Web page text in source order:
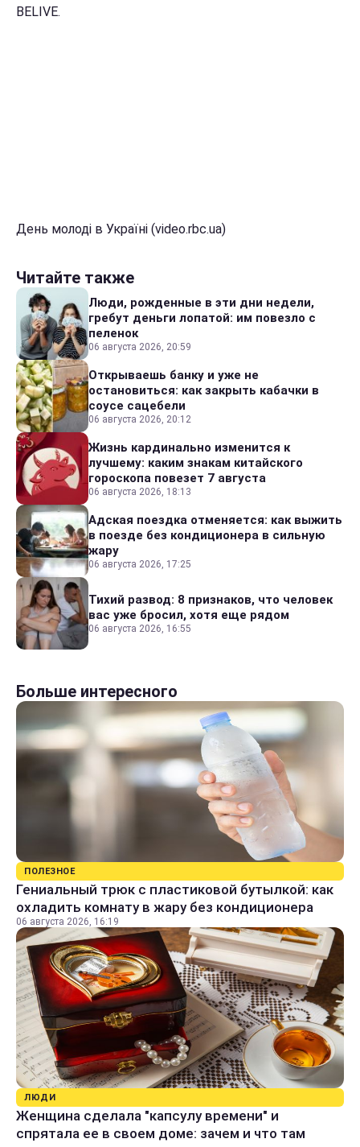
BELIVE.
День молоді в Україні (video.rbc.ua)
Читайте также
Люди, рожденные в эти дни недели,
гребут деньги лопатой: им повезло с
пеленок
06 августа 2026, 20:59
Открываешь банку и уже не
остановиться: как закрыть кабачки в
соусе сацебели
06 августа 2026, 20:12
Жизнь кардинально изменится к
лучшему: каким знакам китайского
гороскопа повезет 7 августа
06 августа 2026, 18:13
Адская поездка отменяется: как выжить
в поезде без кондиционера в сильную
жару
06 августа 2026, 17:25
Тихий развод: 8 признаков, что человек
вас уже бросил, хотя еще рядом
06 августа 2026, 16:55
Больше интересного
ПОЛЕЗНОЕ
Гениальный трюк с пластиковой бутылкой: как
охладить комнату в жару без кондиционера
06 августа 2026, 16:19
ЛЮДИ
Женщина сделала "капсулу времени" и
спрятала ее в своем доме: зачем и что там